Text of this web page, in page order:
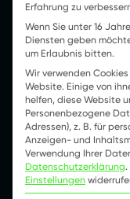
Erfahrung zu
Wenn Sie unter 16
Diensten geben
um Erlaubnis bitten.
Wir verwenden
Website. Einige von
helfen, diese Website
Personenbezogene
Adressen), z. B. für
Anzeigen- und
Verwendung Ihrer
Datenschutzerklärung
Einstellungen